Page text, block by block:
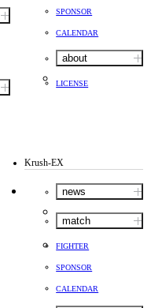
SPONSOR
CALENDAR
about
LICENSE
Krush-EX
news
match
FIGHTER
SPONSOR
CALENDAR